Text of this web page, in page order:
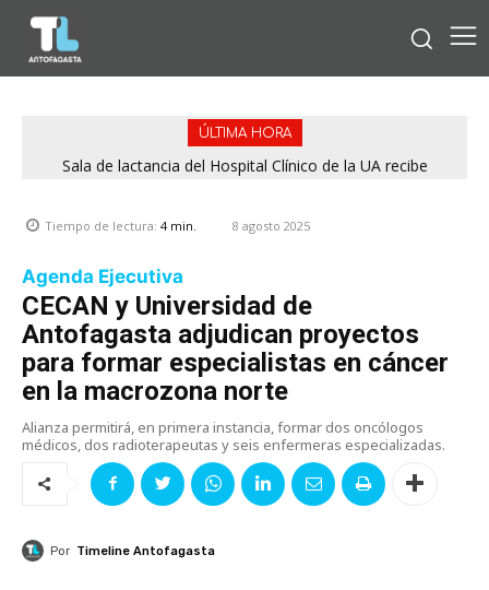
ÚLTIMA HORA
Sala de lactancia del Hospital Clínico de la UA recibe
Tiempo de lectura: 4min. 8 agosto 2025
Agenda Ejecutiva
CECAN y Universidad de
Antofagasta adjudican proyectos
para formar especialistas en cáncer
en la macrozona norte
Alianza permitirá, en primera instancia, formar dos oncólogos
médicos, dos radioterapeutas y seis enfermeras especializadas.
Por Timeline Antofagasta